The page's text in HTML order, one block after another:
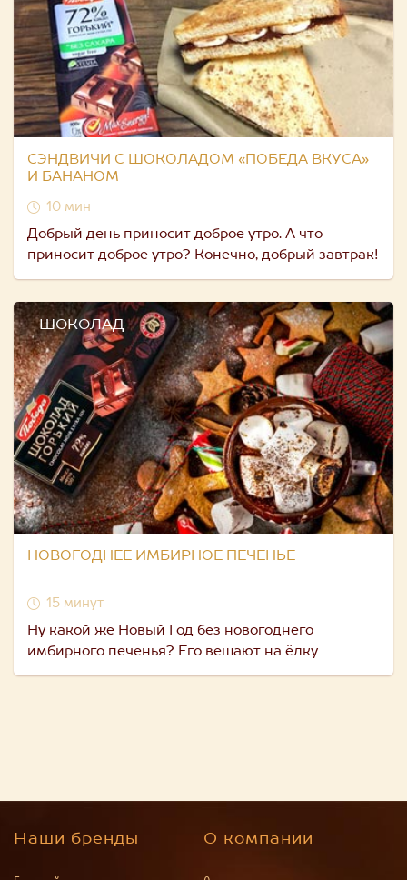
СЭНДВИЧИ С ШОКОЛАДОМ «ПОБЕДА ВКУСА»
И БАНАНОМ
10 мин
Добрый день приносит доброе утро. А что
приносит доброе утро? Конечно, добрый завтрак!
ШОКОЛАД
НОВОГОДНЕЕ ИМБИРНОЕ ПЕЧЕНЬЕ
15 минут
Ну какой же Новый Год без новогоднего
имбирного печенья? Его вешают на ёлку
Наши бренды О компании